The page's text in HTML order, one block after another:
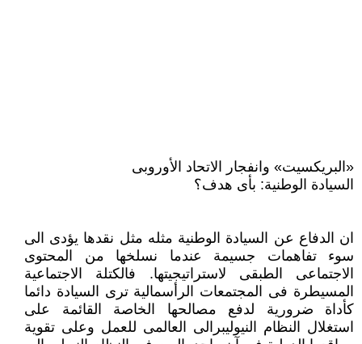
«البريكسيت» وانفجار الاتحاد الأوروبى
السيادة الوطنية: بأى هدف؟
ان الدفاع عن السيادة الوطنية مثله مثل نقدها يؤدى الى
سوء تفاهمات جسيمة عندما نسلخها من المحتوى
الاجتماعى الطبقى لاستراتيجيتها. فالكتلة الاجتماعية
المسيطرة فى المجتمعات الرأسمالية ترى السيادة دائما
كأداة ضرورية لدفع مصالحها الخاصة القائمة على
استغلال النظام النيوليبرالى العالمى للعمل وعلى تقوية